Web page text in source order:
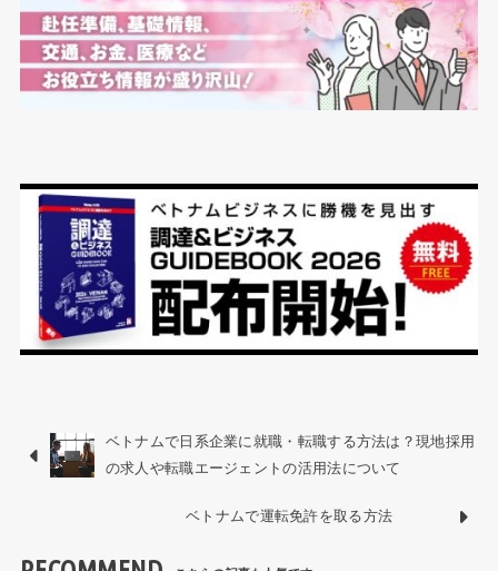
ベトナムで日系企業に就職・転職する方法は？現地採用
の求人や転職エージェントの活用法について
ベトナムで運転免許を取る方法